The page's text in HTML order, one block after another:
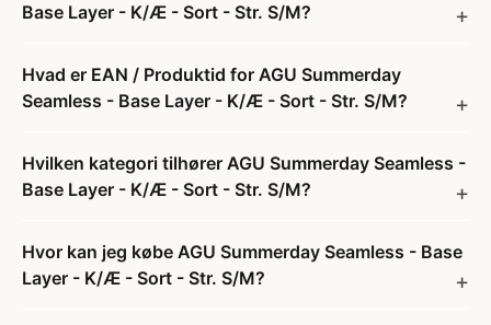
Base Layer - K/Æ - Sort - Str. S/M?
Hvad er EAN / Produktid for AGU Summerday
Seamless - Base Layer - K/Æ - Sort - Str. S/M?
Hvilken kategori tilhører AGU Summerday Seamless -
Base Layer - K/Æ - Sort - Str. S/M?
Hvor kan jeg købe AGU Summerday Seamless - Base
Layer - K/Æ - Sort - Str. S/M?